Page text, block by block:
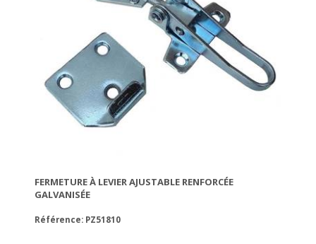
FERMETURE À LEVIER AJUSTABLE RENFORCÉE
GALVANISÉE
Référence: PZ51810